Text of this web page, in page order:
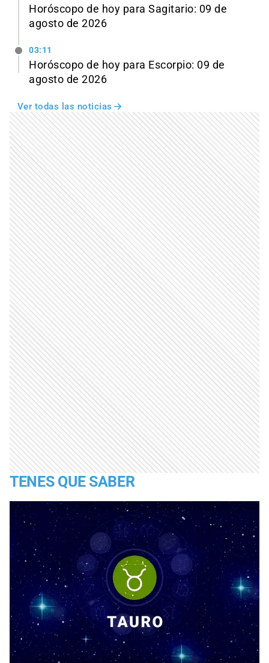
Horóscopo de hoy para Sagitario: 09 de
agosto de 2026
03:11
Horóscopo de hoy para Escorpio: 09 de
agosto de 2026
Ver todas las noticias
TENES QUE SABER